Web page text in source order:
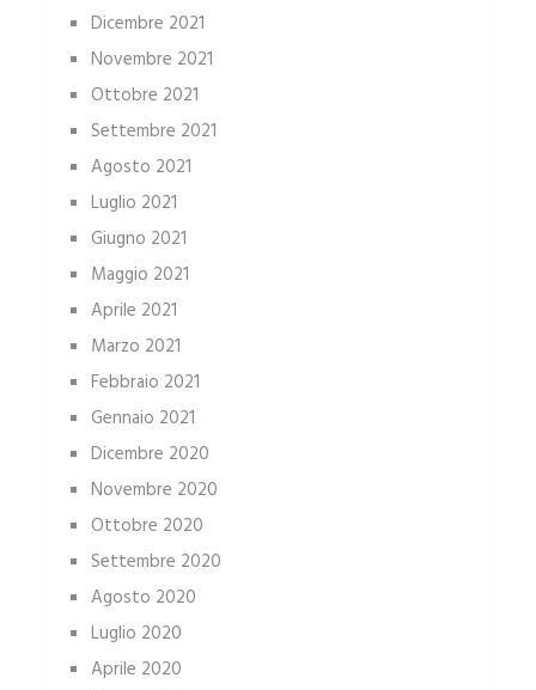
Dicembre 2021
Novembre 2021
Ottobre 2021
Settembre 2021
Agosto 2021
Luglio 2021
Giugno 2021
Maggio 2021
Aprile 2021
Marzo 2021
Febbraio 2021
Gennaio 2021
Dicembre 2020
Novembre 2020
Ottobre 2020
Settembre 2020
Agosto 2020
Luglio 2020
Aprile 2020